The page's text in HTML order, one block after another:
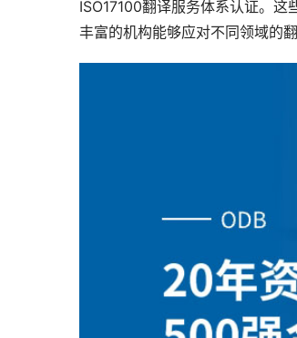
ISO17100翻译服务体系认证。
丰富的机构能够应对不同领域的